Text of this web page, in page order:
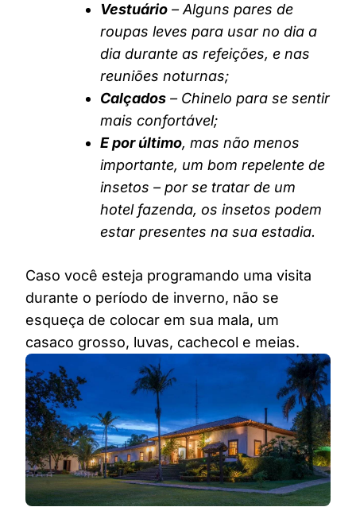
Vestuário – Alguns pares de
roupas leves para usar no dia a
dia durante as refeições, e nas
reuniões noturnas;
Calçados – Chinelo para se sentir
mais confortável;
E por último, mas não menos
importante, um bom repelente de
insetos – por se tratar de um
hotel fazenda, os insetos podem
estar presentes na sua estadia.
Caso você esteja programando uma visita
durante o período de inverno, não se
esqueça de colocar em sua mala, um
casaco grosso, luvas, cachecol e meias.